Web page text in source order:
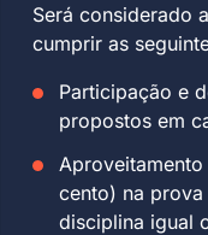
Será considerado
cumprir as
Participação e
propostos em
cento) na
disciplina igual